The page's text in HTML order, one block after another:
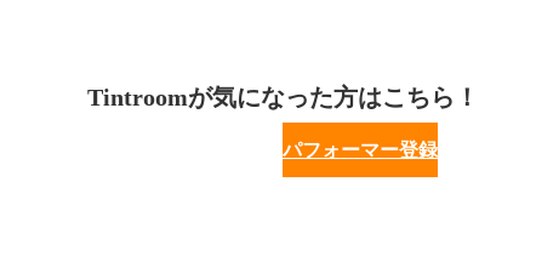
Tintroomが気になった方はこちら！
パフォーマー登録